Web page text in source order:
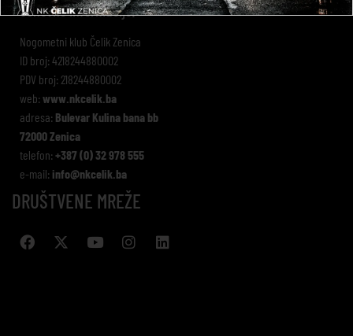
Osnovne informacije:
Nogometni klub Čelik Zenica
ID broj: 4218244880002
PDV broj: 218244880002
web: www.nkcelik.ba
adresa: Bulevar Kulina bana bb
72000 Zenica
telefon: +387 (0) 32 978 555
e-mail: info@nkcelik.ba
DRUŠTVENE MREŽE